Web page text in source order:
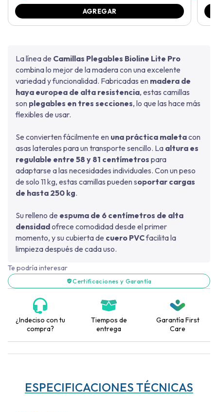
La línea de Camillas Plegables Bioline Lite Pro
combina lo mejor de la madera con una excelente
variedad y funcionalidad. Fabricadas en madera de
haya europea de alta resistencia, estas camillas
son plegables en tres secciones, lo que las hace más
flexibles de usar.
Se convierten fácilmente en una práctica maletacon
asas laterales para un transporte sencillo. La altura es
regulable entre 58 y 81 centímetros para
adaptarse a las necesidades individuales. Con un peso
de solo 11 kg, estas camillas pueden soportar cargas
de hasta 250 kg.
Su relleno de espuma de 6 centímetros de alta
densidadofrece comodidad desde el primer
momento, y su cubierta de cuero PVCfacilita la
limpieza después de cada uso.
AGREGAR
Te podría interesar
Certificaciones y Garantía
¿Indeciso con tu
compra?
Tiempos de
entrega
Garantía First
Care
ESPECIFICACIONES TÉCNICAS